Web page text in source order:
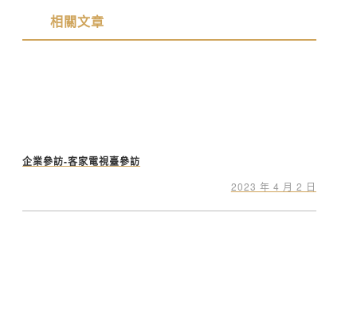
相關文章
企業參訪-客家電視臺參訪
2023 年 4 月 2 日